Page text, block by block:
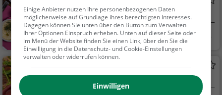
Restaurant in Schriesheim
Schriesheim
Restaurant, Aben
dessen, Mittagessen
Pane e Vino
Italienisches Restaurant in Schriesheim
Einige Anbieter nutzen Ihre personenbezogenen Daten
möglicherweise auf Grundlage ihres berechtigten Interesses.
Dagegen können Sie unten über den Button zum Verwalten
Ihrer Optionen Einspruch erheben. Unten auf dieser Seite oder
im Menü der Website finden Sie einen Link, über den Sie die
Einwilligung in die Datenschutz- und Cookie-Einstellungen
verwalten oder widerrufen können.
Einwilligen